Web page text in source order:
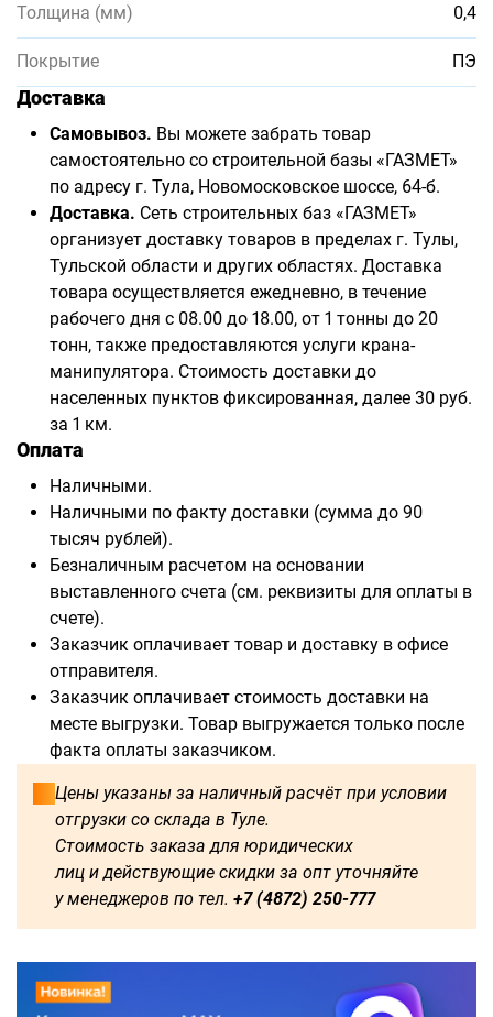
Толщина (мм) 0,4
Покрытие ПЭ
Доставка
Самовывоз. Вы можете забрать товар
самостоятельно со строительной базы «ГАЗМЕТ»
по адресу г. Тула, Новомосковское шоссе, 64-б.
Доставка. Сеть строительных баз «ГАЗМЕТ»
организует доставку товаров в пределах г. Тулы,
Тульской области и других областях. Доставка
товара осуществляется ежедневно, в течение
рабочего дня с 08.00 до 18.00, от 1 тонны до 20
тонн, также предоставляются услуги крана-
манипулятора. Стоимость доставки до
населенных пунктов фиксированная, далее 30 руб.
за 1 км.
Оплата
Наличными.
Наличными по факту доставки (сумма до 90
тысяч рублей).
Безналичным расчетом на основании
выставленного счета (см. реквизиты для оплаты в
счете).
Заказчик оплачивает товар и доставку в офисе
отправителя.
Заказчик оплачивает стоимость доставки на
месте выгрузки. Товар выгружается только после
факта оплаты заказчиком.
Цены указаны за наличный расчёт при условии
отгрузки со склада в Туле.
Стоимость заказа для юридических
лиц и действующие скидки за опт уточняйте
у менеджеров по тел. +7 (4872) 250-777
1750 1800 2000 2250
3000 3250
3500 3750 4000 4250
4500 4750 5000 5250